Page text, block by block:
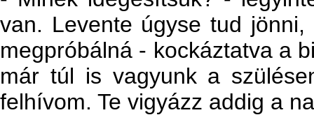
van. Levente úgyse tud
megpróbálná - kockáztatva a
már túl is vagyunk a
felhívom. Te vigyázz addig a